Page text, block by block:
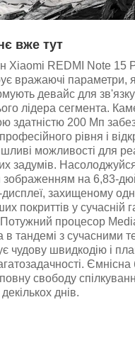
вже тут
Xiaomi REDMI Note 15
вражаючі параметри,
девайс для
лідера сегмента.
здатністю 200 Мп
рівня і
можливості для
задумів. Насолоджуйся
зображенням на 6,83-
захищеному
покриттів у сучасній
Потужний процесор
в тандемі з сучасними
чудову швидкодію і
Ємнісна
свободу
днів.